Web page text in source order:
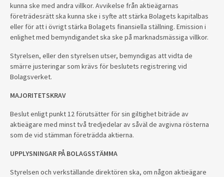
kunna ske med andra villkor. Avvikelse från aktieägarnas
företrädesrätt ska kunna ske i syfte att stärka Bolagets kapitalbas
eller för att i övrigt stärka Bolagets finansiella ställning. Emission i
enlighet med bemyndigandet ska ske på marknadsmässiga villkor.
Styrelsen, eller den styrelsen utser, bemyndigas att vidta de
smärre justeringar som krävs för beslutets registrering vid
Bolagsverket.
MAJORITETSKRAV
Beslut enligt punkt 12 förutsätter för sin giltighet biträde av
aktieägare med minst två tredjedelar av såväl de avgivna rösterna
som de vid stämman företrädda aktierna.
UPPLYSNINGAR PÅ BOLAGSSTÄMMA
Styrelsen och verkställande direktören ska, om någon aktieägare